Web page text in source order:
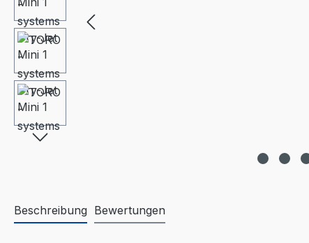
Beschreibung Bewertungen